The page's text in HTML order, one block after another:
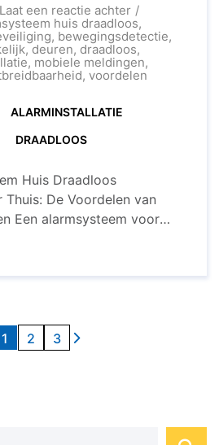
Laat een reactie achterop
Veiligheid
in
Eigen
Huis:
Het
huis draadloos,
, bewegingsdetectie,
,deuren, draadloos,
, mobiele meldingen,
, voordelen
ALARMINSTALLATIE
DRAADLOOS
Huis Draadloos
De Voordelen van
Een alarmsysteem voor
gezin. Tegenwoordig
mensen voor draadloze
Eenvoudige Installatie:
zijn eenvoudig te ...
1 2 3